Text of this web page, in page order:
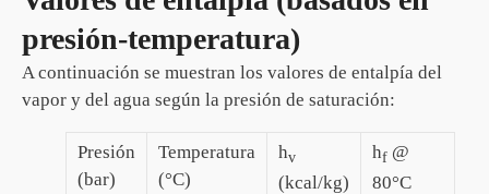
presión-temperatura)
A continuación se muestran los valores de entalpía del
vapor y del agua según la presión de saturación:
Presión
(bar)
Temperatura
(°C)
hv
(kcal/kg)
hf @
80°C